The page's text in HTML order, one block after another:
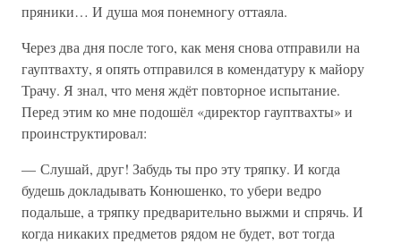
пряники… И душа моя понемногу оттаяла.
Через два дня после того, как меня снова отправили на
гауптвахту, я опять отправился в комендатуру к майору
Трачу. Я знал, что меня ждёт повторное испытание.
Перед этим ко мне подошёл «директор гауптвахты» и
проинструктировал:
— Слушай, друг! Забудь ты про эту тряпку. И когда
будешь докладывать Конюшенко, то убери ведро
подальше, а тряпку предварительно выжми и спрячь. И
когда никаких предметов рядом не будет, вот тогда